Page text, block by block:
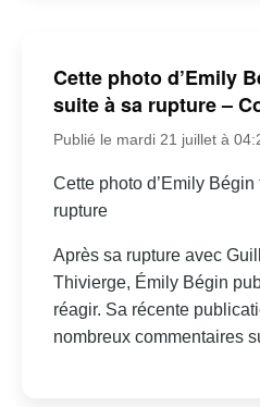
Cette photo d’Emily
suite à sa rupture –
Publié le mardi 21 juillet à
Cette photo d’Emily
rupture
Après sa rupture avec
Thivierge, Émily Bégin
réagir. Sa récente
nombreux commentaires